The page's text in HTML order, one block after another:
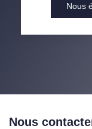
Nous
Nous